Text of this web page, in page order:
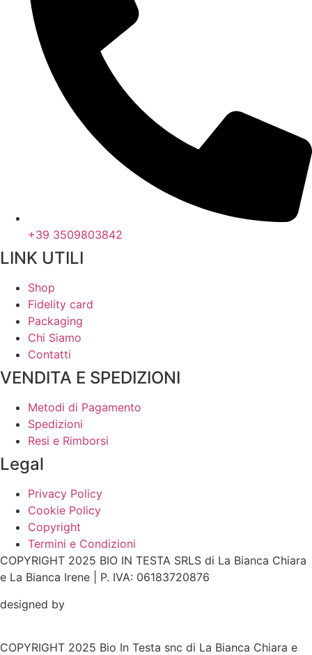
+39 3509803842
LINK UTILI
Shop
Fidelity card
Packaging
Chi Siamo
Contatti
VENDITA E SPEDIZIONI
Metodi di Pagamento
Spedizioni
Resi e Rimborsi
Legal
Privacy Policy
Cookie Policy
Copyright
Termini e Condizioni
COPYRIGHT 2025 BIO IN TESTA SRLS di La Bianca Chiara
e La Bianca Irene | P. IVA: 06183720876
designed by
COPYRIGHT 2025 Bio In Testa snc di La Bianca Chiara e